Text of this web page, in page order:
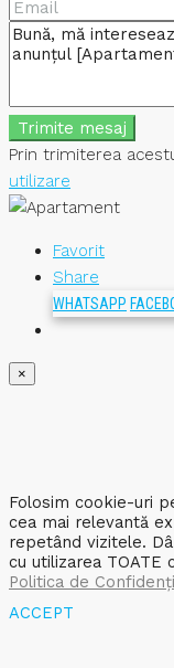
Trimite mesaj
Prin trimiterea
utilizare
Favorit
Share
WHATSAPP
×
Folosim cookie-uri
cea mai relevantă
repetând vizitele.
cu utilizarea TOATE
Politica de
ACCEPT